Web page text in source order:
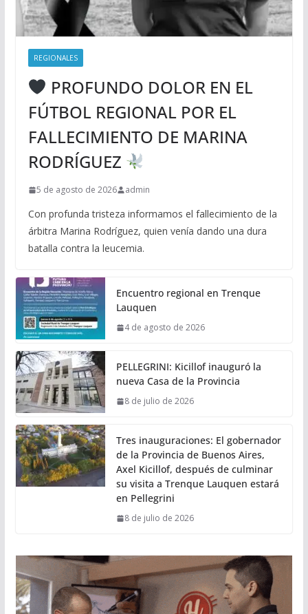
REGIONALES
PROFUNDO DOLOR EN EL
FÚTBOL REGIONAL POR EL
FALLECIMIENTO DE MARINA
RODRÍGUEZ
5 de agosto de 2026 admin
Con profunda tristeza informamos el fallecimiento de la
árbitra Marina Rodríguez, quien venía dando una dura
batalla contra la leucemia.
Encuentro regional en Trenque
Lauquen
4 de agosto de 2026
PELLEGRINI: Kicillof inauguró la
nueva Casa de la Provincia
8 de julio de 2026
Tres inauguraciones: El gobernador
de la Provincia de Buenos Aires,
Axel Kicillof, después de culminar
su visita a Trenque Lauquen estará
en Pellegrini
8 de julio de 2026